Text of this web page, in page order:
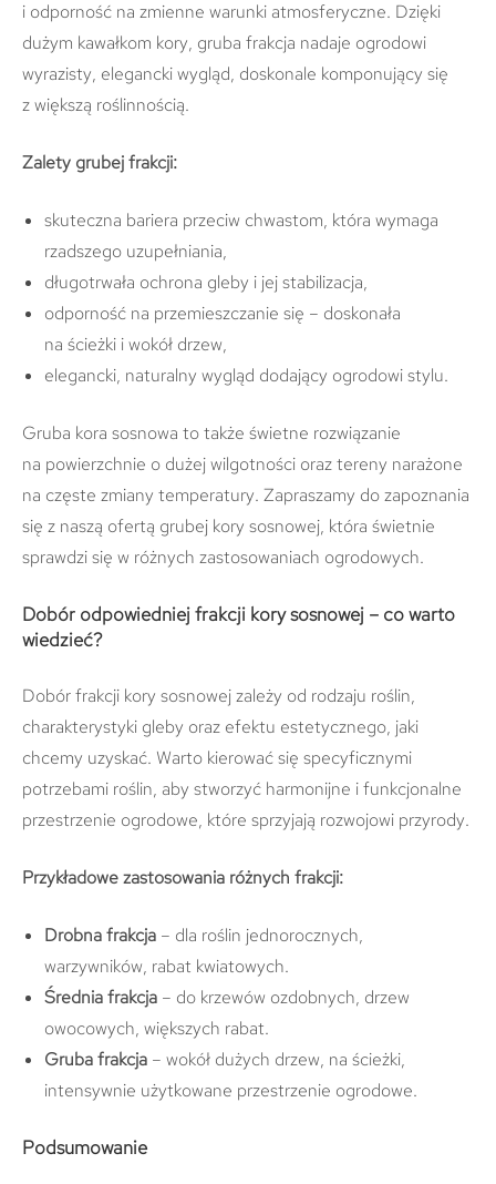
i odporność na zmienne warunki atmosferyczne. Dzięki
dużym kawałkom kory, gruba frakcja nadaje ogrodowi
wyrazisty, elegancki wygląd, doskonale komponujący się
z większą roślinnością.
Zalety grubej frakcji:
skuteczna bariera przeciw chwastom, która wymaga
rzadszego uzupełniania,
długotrwała ochrona gleby i jej stabilizacja,
odporność na przemieszczanie się – doskonała
na ścieżki i wokół drzew,
elegancki, naturalny wygląd dodający ogrodowi stylu.
Gruba kora sosnowa to także świetne rozwiązanie
na powierzchnie o dużej wilgotności oraz tereny narażone
na częste zmiany temperatury. Zapraszamy do zapoznania
się z naszą ofertą grubej kory sosnowej, która świetnie
sprawdzi się w różnych zastosowaniach ogrodowych.
Dobór odpowiedniej frakcji kory sosnowej – co warto
wiedzieć?
Dobór frakcji kory sosnowej zależy od rodzaju roślin,
charakterystyki gleby oraz efektu estetycznego, jaki
chcemy uzyskać. Warto kierować się specyficznymi
potrzebami roślin, aby stworzyć harmonijne i funkcjonalne
przestrzenie ogrodowe, które sprzyjają rozwojowi przyrody.
Przykładowe zastosowania różnych frakcji:
Drobna frakcja – dla roślin jednorocznych,
warzywników, rabat kwiatowych.
Średnia frakcja – do krzewów ozdobnych, drzew
owocowych, większych rabat.
Gruba frakcja – wokół dużych drzew, na ścieżki,
intensywnie użytkowane przestrzenie ogrodowe.
Podsumowanie